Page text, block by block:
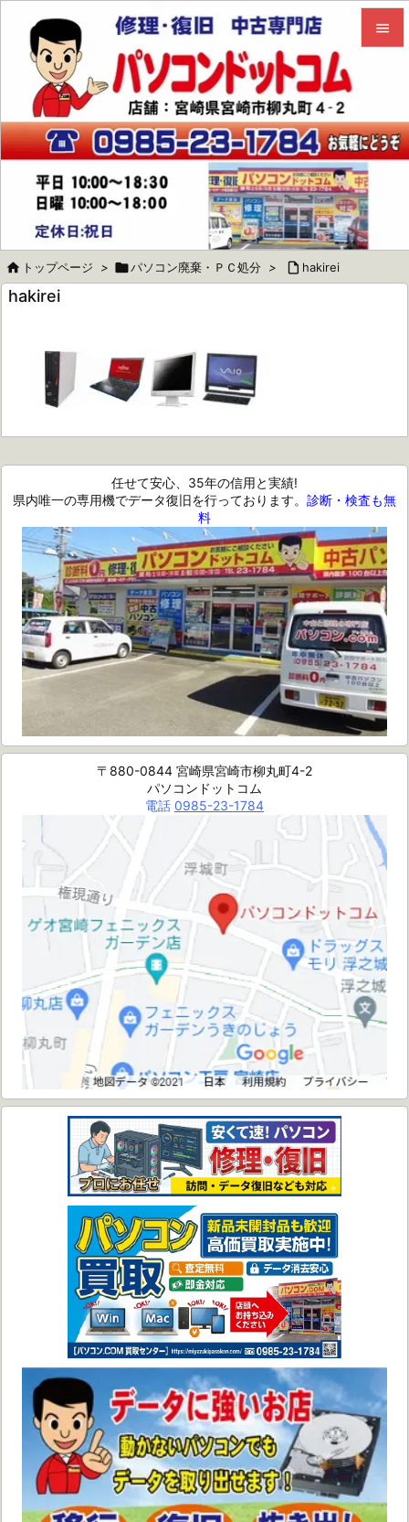

サイド


 トップページ > パソコン廃棄・ＰＣ処分 >  hakirei
hakirei
任せて安心、35年の信用と実績!
県内唯一の専用機でデータ復旧を行っております。 診断・検査も無
料
〒880-0844 宮崎県宮崎市柳丸町4-2
パソコンドットコム
電話 0985-23-1784